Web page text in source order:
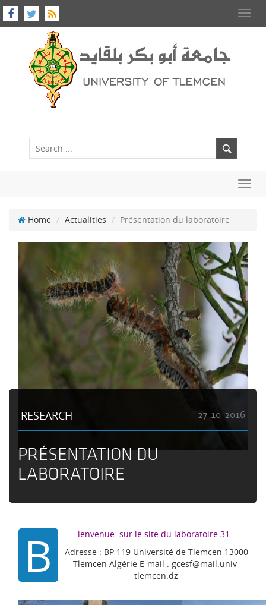
Home Actualities Présentation du laboratoire
RESEARCH 27-10-2016
PRÉSENTATION DU
LABORATOIRE
B
ienvenue sur le site du laboratoire 31
Adresse : BP 119 Université de Tlemcen 13000
Tlemcen Algérie E-mail : gcesf@mail.univ-
tlemcen.dz